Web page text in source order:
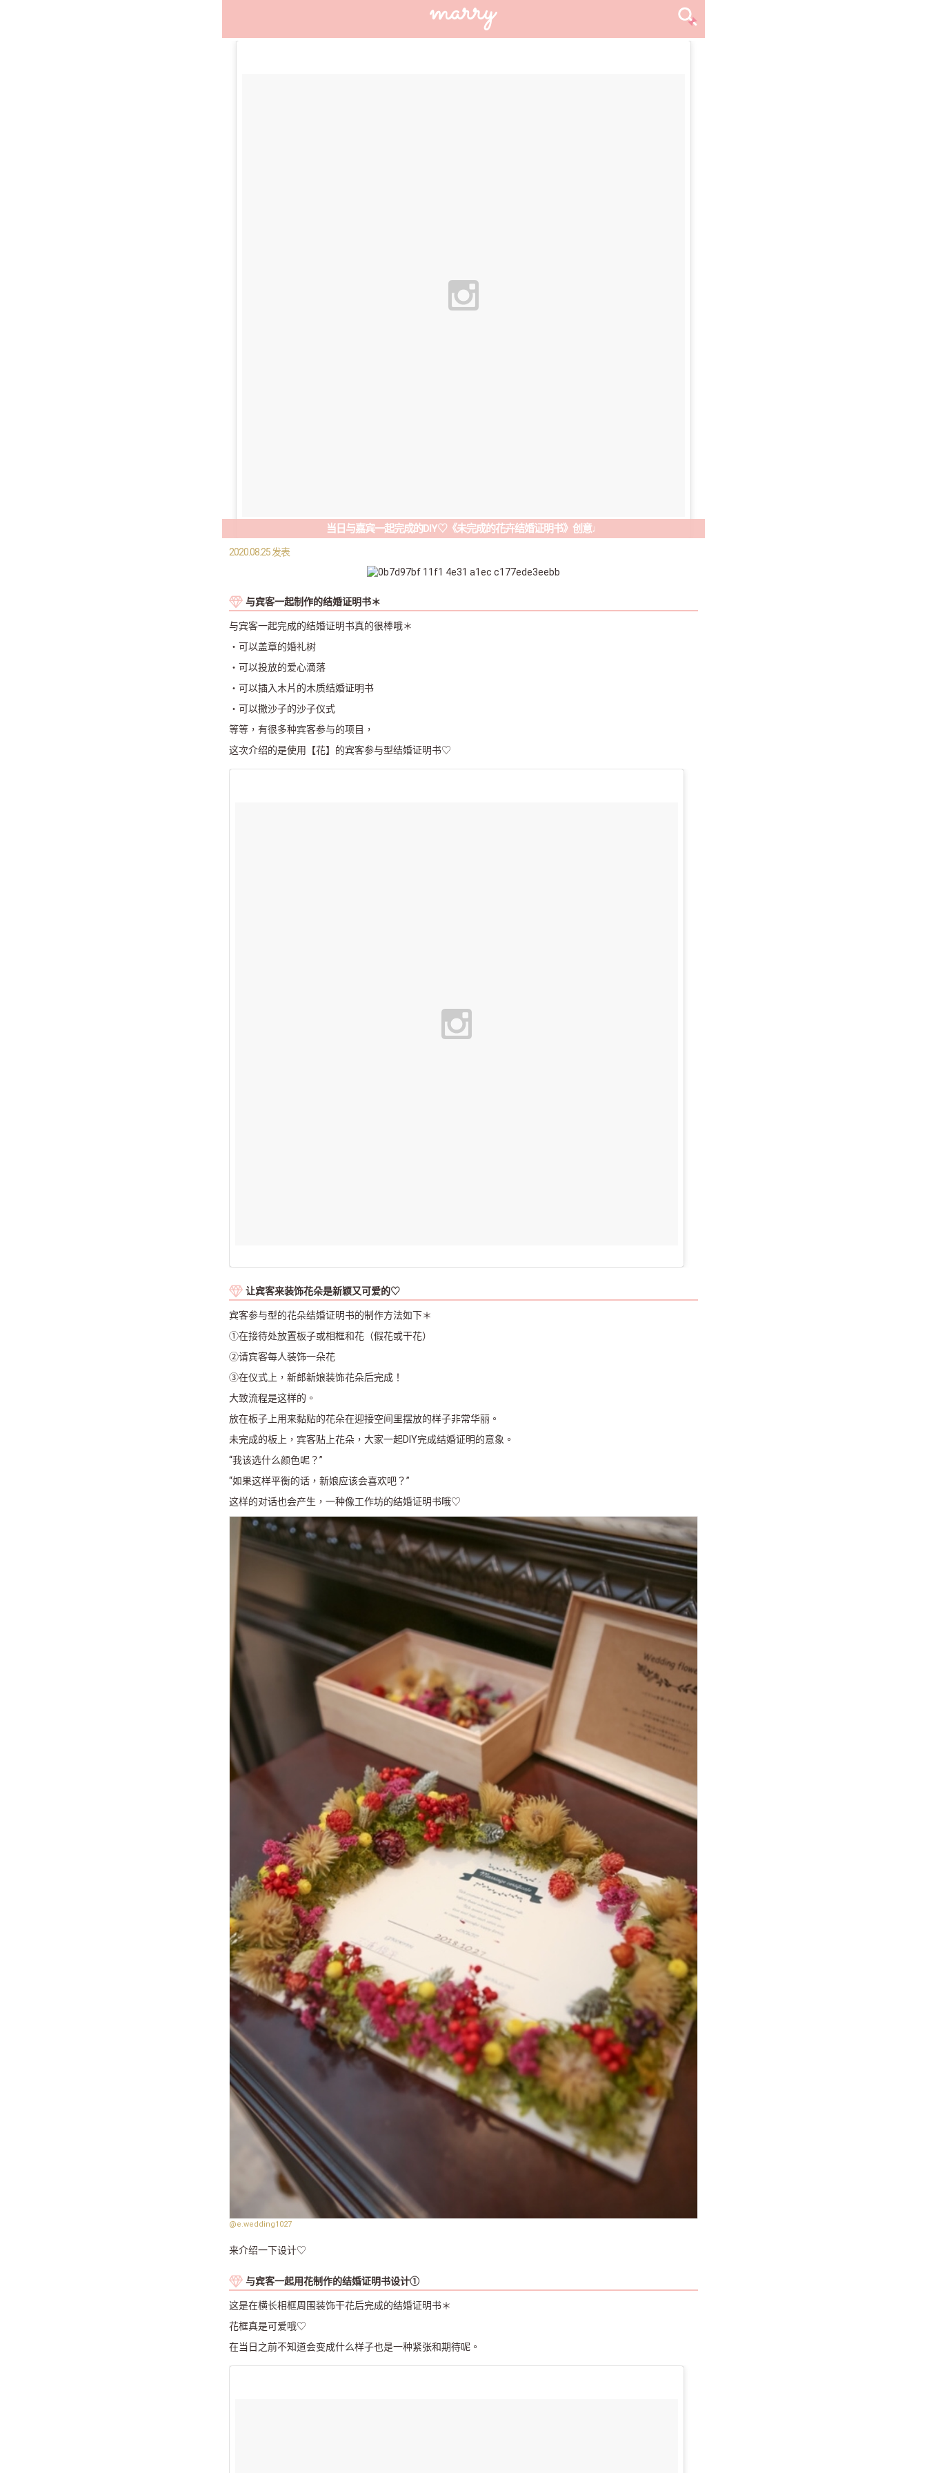
当日与嘉宾一起完成的DIY♡《未完成的花卉结婚证明书》创意♩
2020.08.25 发表
与宾客一起制作的结婚证明书＊
与宾客一起完成的结婚证明书真的很棒哦＊
・可以盖章的婚礼树
・可以投放的爱心滴落
・可以插入木片的木质结婚证明书
・可以撒沙子的沙子仪式
等等，有很多种宾客参与的项目，
这次介绍的是使用【花】的宾客参与型结婚证明书♡
让宾客来装饰花朵是新颖又可爱的♡
宾客参与型的花朵结婚证明书的制作方法如下＊
①在接待处放置板子或相框和花（假花或干花）
②请宾客每人装饰一朵花
③在仪式上，新郎新娘装饰花朵后完成！
大致流程是这样的。
放在板子上用来黏贴的花朵在迎接空间里摆放的样子非常华丽。
未完成的板上，宾客贴上花朵，大家一起DIY完成结婚证明的意象。
“我该选什么颜色呢？”
“如果这样平衡的话，新娘应该会喜欢吧？”
这样的对话也会产生，一种像工作坊的结婚证明书哦♡
@e.wedding1027
来介绍一下设计♡
与宾客一起用花制作的结婚证明书设计①
这是在横长相框周围装饰干花后完成的结婚证明书＊
花框真是可爱哦♡
在当日之前不知道会变成什么样子也是一种紧张和期待呢。